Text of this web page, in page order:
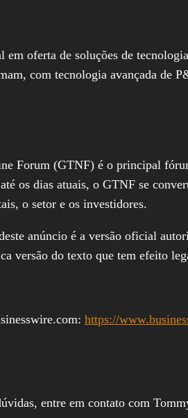
oferta de soluções de
com tecnologia avançada de
Forum (GTNF) é o principal
os dias atuais, o GTNF se
o setor e os investidores.
anúncio é a versão oficial
versão do texto que tem efeito
https://
entre em contato com